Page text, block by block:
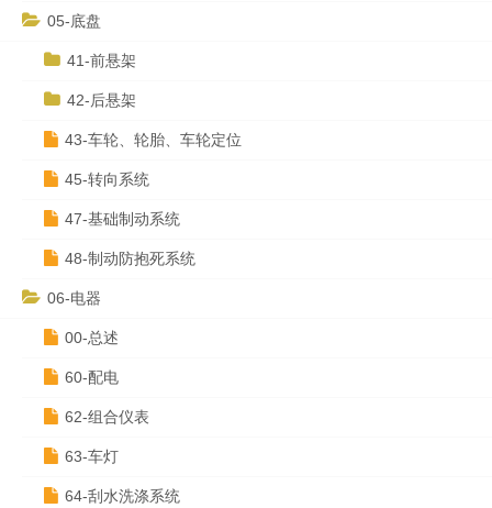
05-底盘
41-前悬架
42-后悬架
43-车轮、轮胎、车轮定位
45-转向系统
47-基础制动系统
48-制动防抱死系统
06-电器
00-总述
60-配电
62-组合仪表
63-车灯
64-刮水洗涤系统